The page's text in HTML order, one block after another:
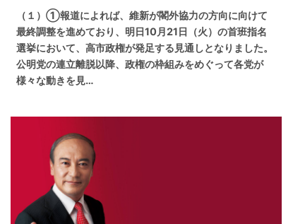
（１）①報道によれば、維新が閣外協力の方向に向けて
最終調整を進めており、明日10月21日（火）の首班指名
選挙において、高市政権が発足する見通しとなりました。
公明党の連立離脱以降、政権の枠組みをめぐって各党が
様々な動きを見…